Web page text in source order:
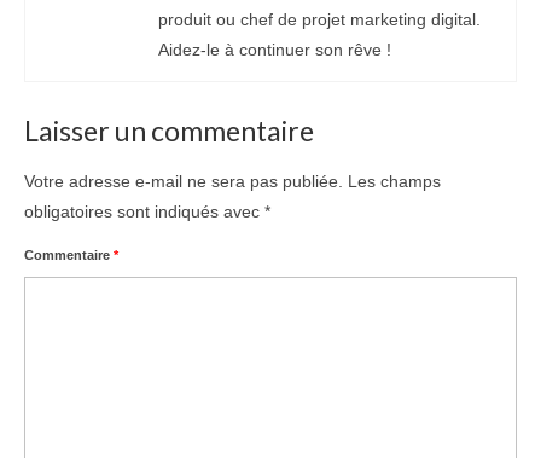
produit ou chef de projet marketing digital.
Aidez-le à continuer son rêve !
Laisser un commentaire
Votre adresse e-mail ne sera pas publiée.
Les champs
obligatoires sont indiqués avec *
Commentaire *